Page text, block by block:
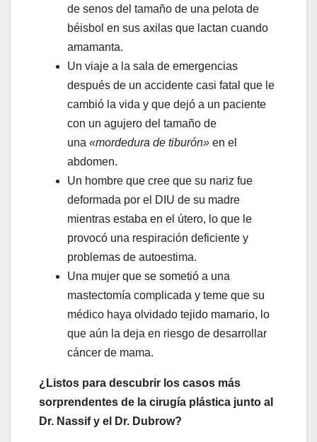
de senos del tamaño de una pelota de
béisbol en sus axilas que lactan cuando
amamanta.
Un viaje a la sala de emergencias
después de un accidente casi fatal que le
cambió la vida y que dejó a un paciente
con un agujero del tamaño de
una «mordedura de tiburón» en el
abdomen.
Un hombre que cree que su nariz fue
deformada por el DIU de su madre
mientras estaba en el útero, lo que le
provocó una respiración deficiente y
problemas de autoestima.
Una mujer que se sometió a una
mastectomía complicada y teme que su
médico haya olvidado tejido mamario, lo
que aún la deja en riesgo de desarrollar
cáncer de mama.
¿Listos para descubrir los casos más
sorprendentes de la cirugía plástica junto al
Dr. Nassif y el Dr. Dubrow?